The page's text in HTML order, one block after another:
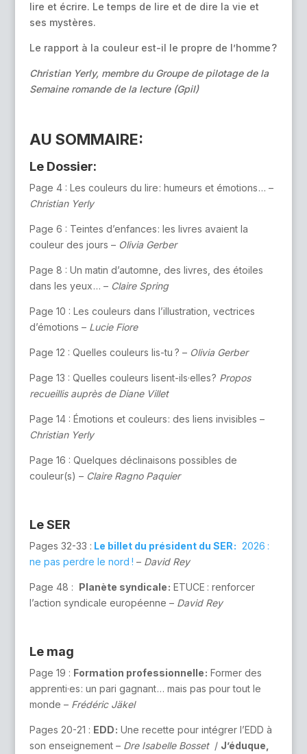
lire et écrire. Le temps de lire et de dire la vie et
ses mystères.
Le rapport à la couleur est-il le propre de l’homme ?
Christian Yerly, membre du Groupe de pilotage de la
Semaine romande de la lecture (Gpil)
AU SOMMAIRE:
Le Dossier:
Page 4 : Les couleurs du lire : humeurs et émotions … –
Christian Yerly
Page 6 : Teintes d’enfances : les livres avaient la
couleur des jours – Olivia Gerber
Page 8 : Un matin d’automne, des livres, des étoiles
dans les yeux … – Claire Spring
Page 10 : Les couleurs dans l’illustration, vectrices
d’émotions – Lucie Fiore
Page 12 : Quelles couleurs lis-tu ? – Olivia Gerber
Page 13 : Quelles couleurs lisent-ils·elles ? Propos
recueillis auprès de Diane Villet
Page 14 : Émotions et couleurs : des liens invisibles –
Christian Yerly
Page 16 : Quelques déclinaisons possibles de
couleur(s) – Claire Ragno Paquier
Le SER
Pages 32-33 : Le billet du président du SER : 2026 :
ne pas perdre le nord ! – David Rey
Page 48 : Planète syndicale : ETUCE : renforcer
l’action syndicale européenne – David Rey
Le mag
Page 19 : Formation professionnelle : Former des
apprenti·es : un pari gagnant … mais pas pour tout le
monde –Frédéric Jäkel
Pages 20-21 : EDD : Une recette pour intégrer l’EDD à
son enseignement – Dre Isabelle Bosset/ J’éduque,